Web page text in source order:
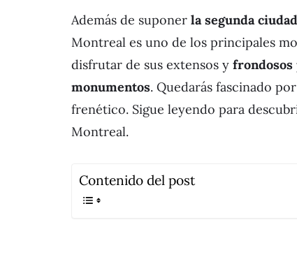
Además de suponer la segunda
Montreal es uno de los principales
disfrutar de sus extensos y frondosos
monumentos. Quedarás fascinado
frenético. Sigue leyendo para
Montreal.
Contenido del post